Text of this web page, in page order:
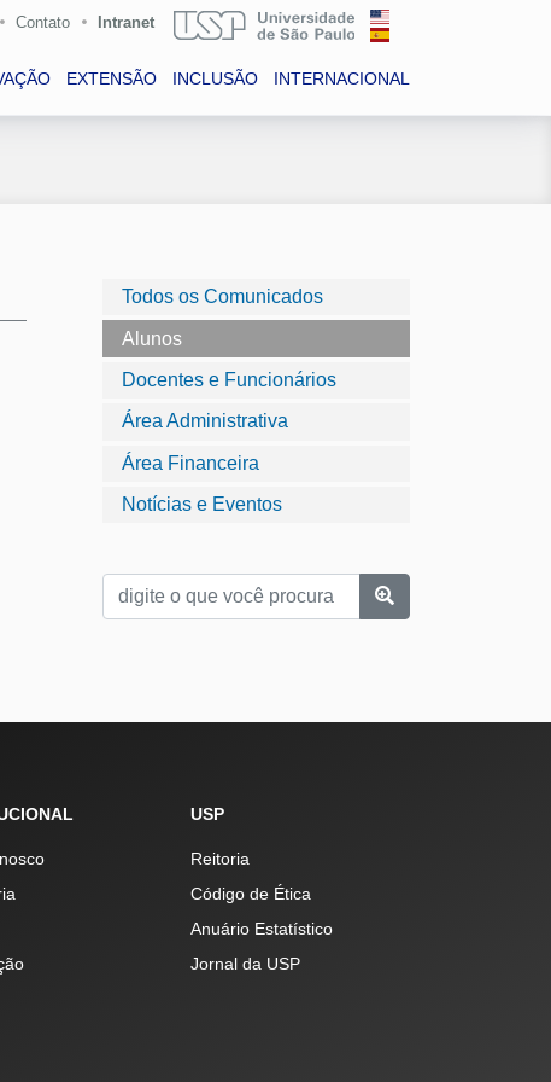
Contato Intranet
EXTENSÃO INCLUSÃO INTERNACIONAL
Todos os Comunicados
Alunos
Docentes e Funcionários
Área Administrativa
Área Financeira
Notícias e Eventos
USP
Reitoria
Código de Ética
Anuário Estatístico
Jornal da USP